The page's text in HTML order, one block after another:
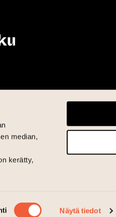
median,
kerätty,
Näytä tiedot